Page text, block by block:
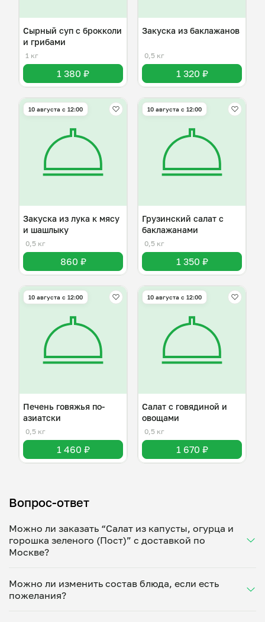
Сырный суп с брокколи
и грибами
1 кг
1 380 ₽
Закуска из баклажанов
0,5 кг
1 320 ₽
10 августа с 12:00
Закуска из лука к мясу
и шашлыку
0,5 кг
860 ₽
10 августа с 12:00
Грузинский салат с
баклажанами
0,5 кг
1 350 ₽
10 августа с 12:00
Печень говяжья по-
азиатски
0,5 кг
1 460 ₽
10 августа с 12:00
Салат с говядиной и
овощами
0,5 кг
1 670 ₽
Вопрос-ответ
Можно ли заказать “Салат из капусты, огурца и
горошка зеленого (Пост)” с доставкой по
Москве?
Укажите удобное время — и получите свежее
домашнее блюдо в большой порции прямо с плиты.
Можно ли изменить состав блюда, если есть
пожелания?